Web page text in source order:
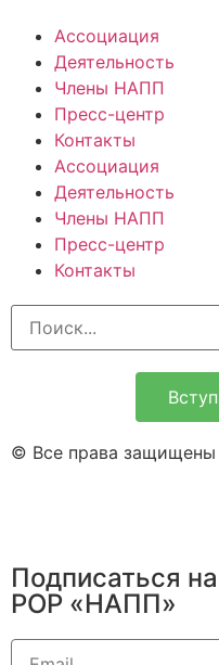
Ассоциация
Деятельность
Члены НАПП
Пресс-центр
Контакты
Ассоциация
Деятельность
Члены НАПП
Пресс-центр
Контакты
© Все права защищены
Подписаться
РОР «НАПП»